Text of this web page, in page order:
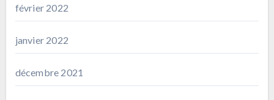
février 2022
janvier 2022
décembre 2021